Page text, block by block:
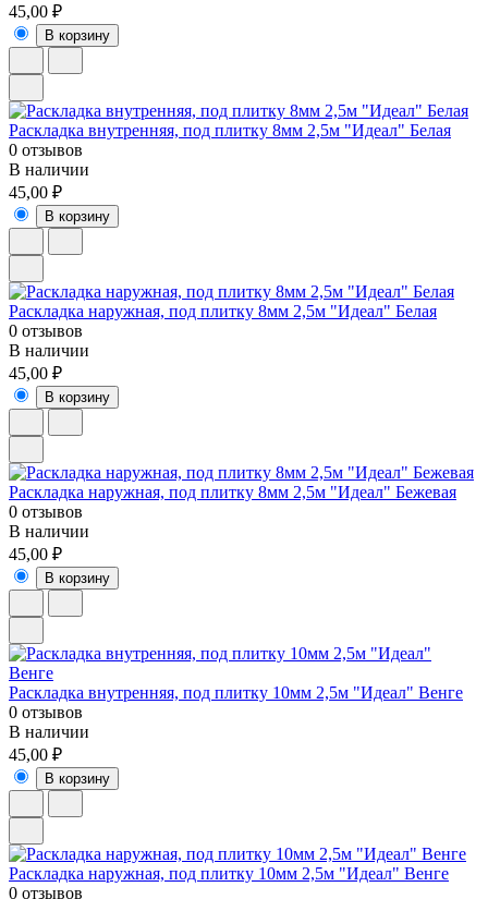
45,00 ₽
В корзину
Раскладка внутренняя, под плитку 8мм 2,5м "Идеал" Белая
0 отзывов
В наличии
45,00 ₽
В корзину
Раскладка наружная, под плитку 8мм 2,5м "Идеал" Белая
0 отзывов
В наличии
45,00 ₽
В корзину
Раскладка наружная, под плитку 8мм 2,5м "Идеал" Бежевая
0 отзывов
В наличии
45,00 ₽
В корзину
Раскладка внутренняя, под плитку 10мм 2,5м "Идеал" Венге
0 отзывов
В наличии
45,00 ₽
В корзину
Раскладка наружная, под плитку 10мм 2,5м "Идеал" Венге
0 отзывов